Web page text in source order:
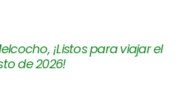
¡Listos para viajar el
de 2026!